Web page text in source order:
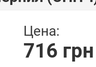
Цена:
716 грн